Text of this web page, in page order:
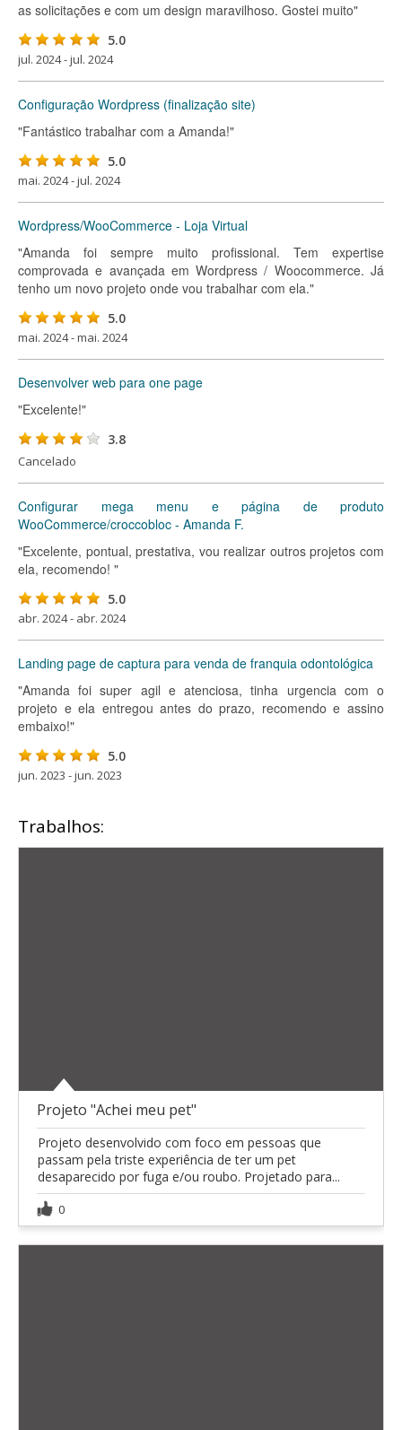
as solicitações e com um design maravilhoso. Gostei muito"
5.0
jul. 2024 - jul. 2024
Configuração Wordpress (finalização site)
"Fantástico trabalhar com a Amanda!"
5.0
mai. 2024 - jul. 2024
Wordpress/WooCommerce - Loja Virtual
"Amanda foi sempre muito profissional. Tem expertise
comprovada e avançada em Wordpress / Woocommerce. Já
tenho um novo projeto onde vou trabalhar com ela."
5.0
mai. 2024 - mai. 2024
Desenvolver web para one page
"Excelente!"
3.8
Cancelado
Configurar mega menu e página de produto
WooCommerce/croccobloc - Amanda F.
"Excelente, pontual, prestativa, vou realizar outros projetos com
ela, recomendo! "
5.0
abr. 2024 - abr. 2024
Landing page de captura para venda de franquia odontológica
"Amanda foi super agil e atenciosa, tinha urgencia com o
projeto e ela entregou antes do prazo, recomendo e assino
embaixo!"
5.0
jun. 2023 - jun. 2023
Trabalhos:
Projeto "Achei meu pet"
Projeto desenvolvido com foco em pessoas que
passam pela triste experiência de ter um pet
desaparecido por fuga e/ou roubo. Projetado para...
0